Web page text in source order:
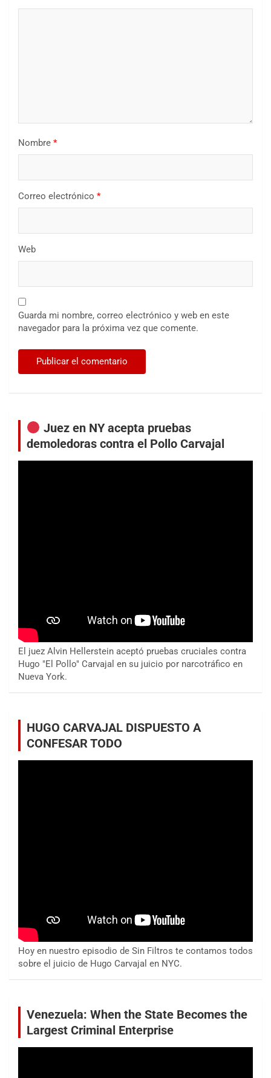
Nombre *
Correo electrónico *
Web
Guarda mi nombre, correo electrónico y web en este
navegador para la próxima vez que comente.
Juez en NY acepta pruebas
demoledoras contra el Pollo Carvajal
El juez Alvin Hellerstein aceptó pruebas cruciales contra
Hugo "El Pollo" Carvajal en su juicio por narcotráfico en
Nueva York.
HUGO CARVAJAL DISPUESTO A
CONFESAR TODO
Hoy en nuestro episodio de Sin Filtros te contamos todos
sobre el juicio de Hugo Carvajal en NYC.
Venezuela: When the State Becomes the
Largest Criminal Enterprise